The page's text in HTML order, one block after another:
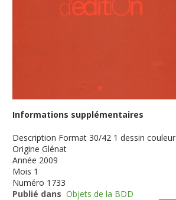
Informations supplémentaires
Description Format 30/42 1 dessin couleur
Origine Glénat
Année 2009
Mois 1
Numéro 1733
Publié dans Objets de la BDD